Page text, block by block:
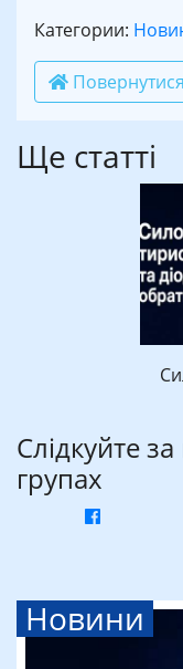
Категории:
Ще статті
Слідкуйте
групах
Новини